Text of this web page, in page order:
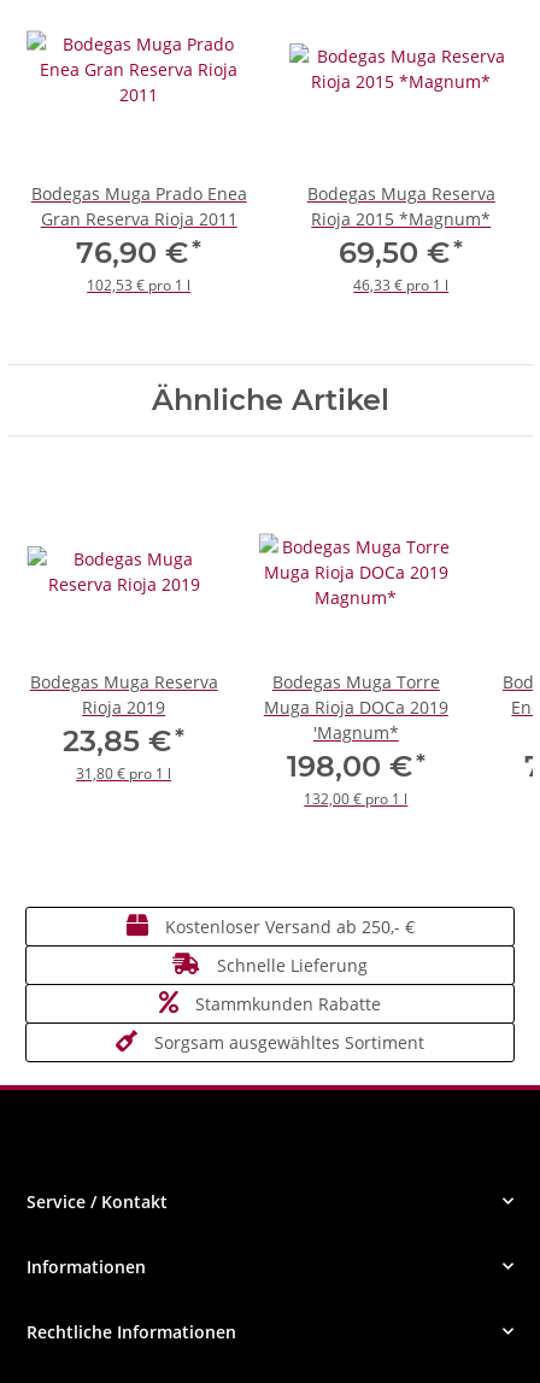
Bodegas Muga Prado Enea
Gran Reserva Rioja 2011
76,90 €*
102,53 € pro 1 l
Bodegas Muga Reserva
Rioja 2015 *Magnum*
69,50 €*
46,33 € pro 1 l
Ähnliche Artikel
Bodegas Muga Reserva
Rioja 2019
23,85 €*
31,80 € pro 1 l
Bodegas Muga Torre
Muga Rioja DOCa 2019
'Magnum*
198,00 €*
132,00 € pro 1 l
Kostenloser Versand ab 250,- €
Schnelle Lieferung
Stammkunden Rabatte
Sorgsam ausgewähltes Sortiment
Service / Kontakt
Informationen
Rechtliche Informationen